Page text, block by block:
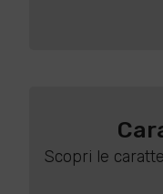
Scopri le